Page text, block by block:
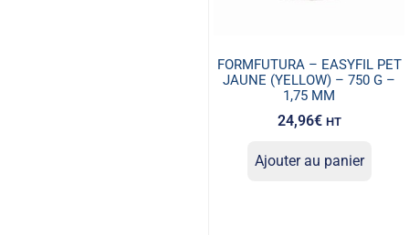
FORMFUTURA – EASYFIL PET
JAUNE (YELLOW) – 750 G –
1,75 MM
24,96€ HT
Ajouter au panier